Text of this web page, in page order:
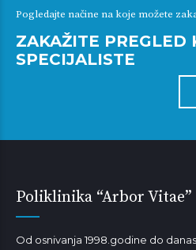
Pogledajte načine na koje možete
ZAKAŽITE PREGLED
SPECIJALISTE
Poliklinika “Arbor Vitae”
Od osnivanja 1998.godine do